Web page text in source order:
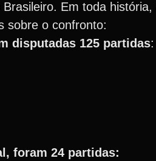
Em toda
sobre o confronto:
disputadas 125 partidas:
foram 24 partidas: